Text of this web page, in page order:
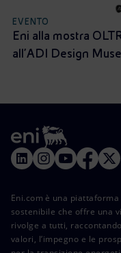
EVENTO
Eni alla mostra
all’ADI Design
Eni.com è una
sostenibile che offre una
rivolge a tutti,
valori, l’impegno e le